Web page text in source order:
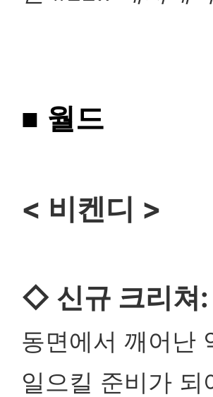
■ 월드
< 비켄디 >
◇ 신규 크리쳐
동면에서 깨어난
일으킬 준비가 되